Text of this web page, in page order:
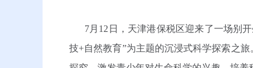
7月12日，天津港保税区迎来了一场别
技+自然教育”为主题的沉浸式科学探索之